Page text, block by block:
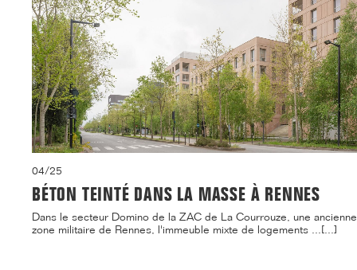
04/25
BÉTON TEINTÉ DANS LA MASSE À RENNES
Dans le secteur Domino de la ZAC de La Courrouze, une ancienne
zone militaire de Rennes, l'immeuble mixte de logements ...[...]